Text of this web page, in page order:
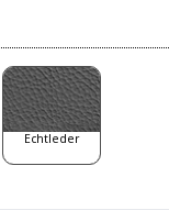
Echtleder